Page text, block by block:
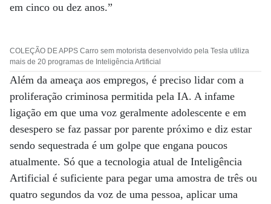
em cinco ou dez anos.”
COLEÇÃO DE APPS Carro sem motorista desenvolvido pela Tesla utiliza
mais de 20 programas de Inteligência Artificial
Além da ameaça aos empregos, é preciso lidar com a
proliferação criminosa permitida pela IA. A infame
ligação em que uma voz geralmente adolescente e em
desespero se faz passar por parente próximo e diz estar
sendo sequestrada é um golpe que engana poucos
atualmente. Só que a tecnologia atual de Inteligência
Artificial é suficiente para pegar uma amostra de três ou
quatro segundos da voz de uma pessoa, aplicar uma